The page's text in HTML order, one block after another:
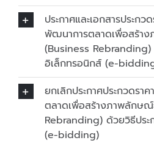
ประกาศและเอกสารประกว
พัฒนาการตลาดเพื่อสร้า
(Business Rebranding)
อิเล็กทรอนิกส์ (e-
ยกเลิกประกาศประกวดรา
ตลาดเพื่อสร้างภาพลักษ
Rebranding) ด้วยวิธีประ
(e-bidding)